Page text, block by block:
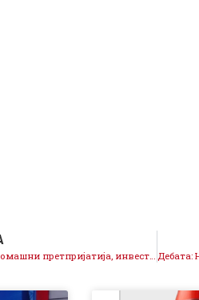
Дебата: Поддржуваме домашни претпријатија, инвестираме дома